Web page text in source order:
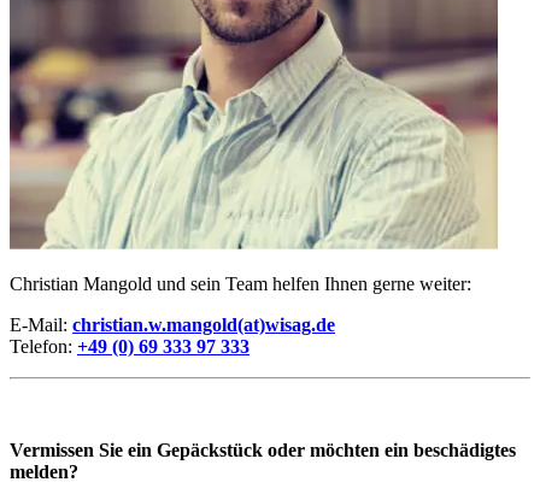
Christian Mangold und sein Team helfen Ihnen gerne weiter:
E-Mail: christian.w.mangold(at)wisag.de
Telefon: +49 (0) 69 333 97 333
Vermissen Sie ein Gepäckstück oder möchten ein beschädigtes
melden?